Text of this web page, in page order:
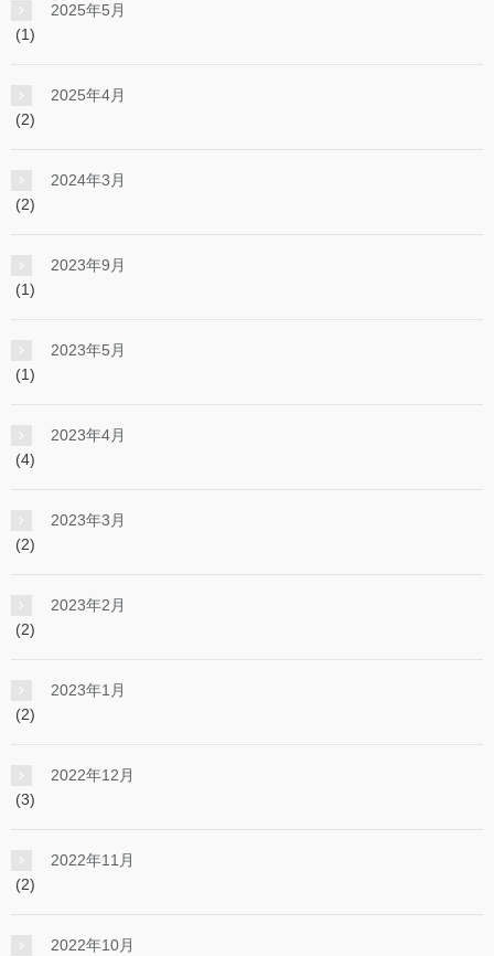
2025年5月
(1)
2025年4月
(2)
2024年3月
(2)
2023年9月
(1)
2023年5月
(1)
2023年4月
(4)
2023年3月
(2)
2023年2月
(2)
2023年1月
(2)
2022年12月
(3)
2022年11月
(2)
2022年10月